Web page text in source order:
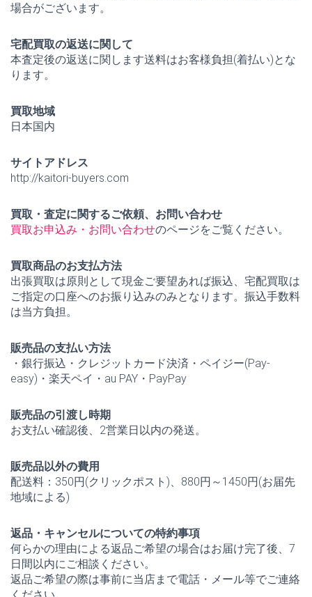
場合がございます。
宅配買取の返送に関して
本査定後の返送に関します送料はお客様負担(着払い)とな
ります。
買取地域
日本国内
サイトアドレス
http://kaitori-buyers.com
買取・査定に関するご依頼、お問い合わせ
買取お申込み・お問い合わせのページをご覧ください。
買取商品のお支払方法
出張買取は原則として現金ご要望あれば振込、宅配買取は
ご指定の口座へのお振り込みのみとなります。振込手数料
は当方負担。
販売品の支払い方法
・銀行振込・クレジットカード決済・ペイジー(Pay-
easy)・楽天ペイ・au PAY・PayPay
販売品の引渡し時期
お支払い確認後、2営業日以内の発送。
販売品以外の費用
配送料：350円(クリックポスト)、880円～1450円(お届先
地域による)
返品・キャンセルについての特約事項
何らかの理由による返品ご希望の場合はお届け完了後、7
日間以内にご相談ください。
返品ご希望の際は事前に当店まで電話・メール等でご連絡